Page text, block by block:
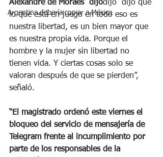
Argentina debería copiar a México
Alexandre de Moraes  dijodijo  dijo que
lo que está en juego en todo eso es
nuestra libertad, es un bien mayor que
es nuestra propia vida. Porque el
hombre y la mujer sin libertad no
tienen vida. Y ciertas cosas solo se
valoran después de que se pierden”,
señaló.
“El magistrado ordenó este viernes el
bloqueo del servicio de mensajería de
Telegram frente al incumplimiento por
parte de los responsables de la